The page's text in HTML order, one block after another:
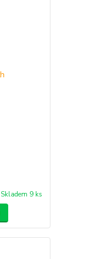
Skladem 9 ks